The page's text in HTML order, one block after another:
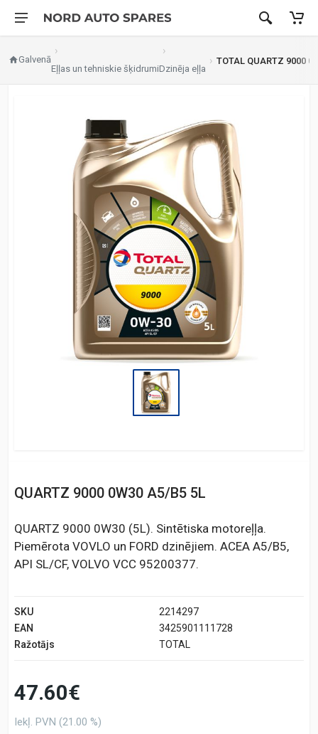
Galvenā
Eļļas un tehniskie šķidrumiDzinēja eļļa
TOTAL QUARTZ 9000
QUARTZ 9000 0W30 A5/B5 5L
QUARTZ 9000 0W30 (5L). Sintētiska motoreļļa.
Piemērota VOVLO un FORD dzinējiem. ACEA A5/B5,
API SL/CF, VOLVO VCC 95200377.
SKU
2214297
EAN
3425901111728
Ražotājs
TOTAL
47.60€
Iekļ. PVN (21.00 %)